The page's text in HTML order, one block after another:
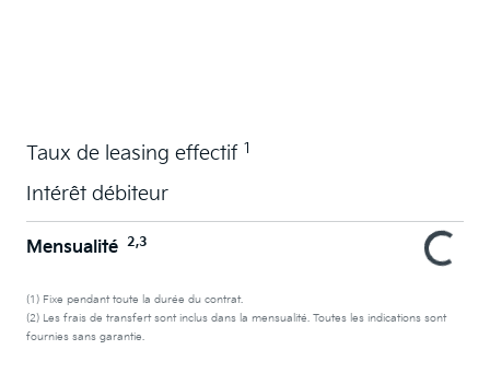
Taux de leasing effectif 1
Intérêt débiteur
Mensualité 2,3
(1) Fixe pendant toute la durée du contrat.
(2) Les frais de transfert sont inclus dans la mensualité. Toutes les indications sont
fournies sans garantie.